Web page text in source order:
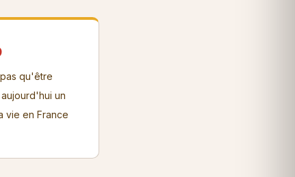
qu'être
un
vie en France